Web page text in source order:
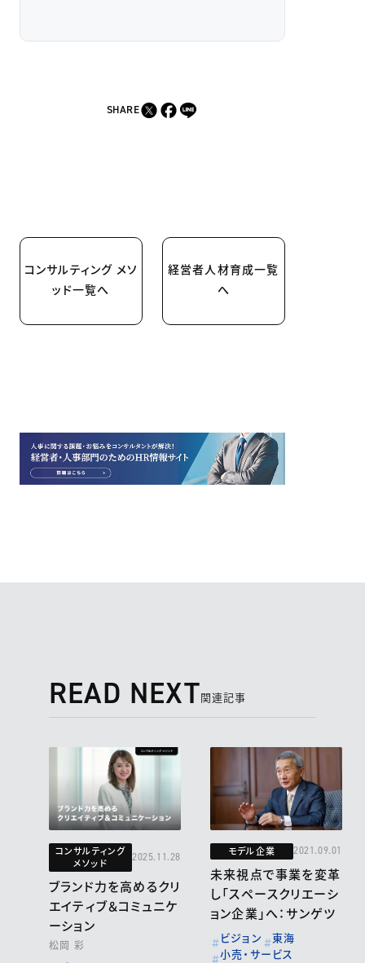
SHARE
コンサルティング メソ
ッド一覧へ
経営者人材育成一覧
へ
READ NEXT関連記事
コンサルティング
メソッド
2025.11.28
ブランド力を高めるクリ
エイティブ＆コミュニケ
ーション
松岡 彩
モデル企業 2021.09.01
未来視点で事業を変革
し「スペースクリエーシ
ョン企業」へ：サンゲツ
ビジョン
東海
小売・サービス